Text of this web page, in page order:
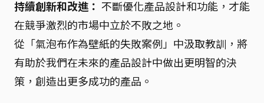
持續創新和改進： 不斷優化產品設計和功能，才能
在競爭激烈的市場中立於不敗之地。
從「氣泡布作為壁紙的失敗案例」中汲取教訓，將
有助於我們在未來的產品設計中做出更明智的決
策，創造出更多成功的產品。